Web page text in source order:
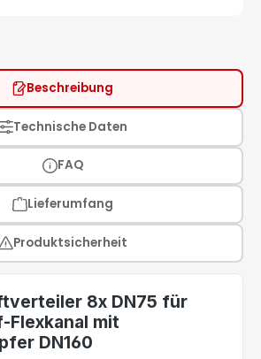
Beschreibung
Technische Daten
FAQ
Lieferumfang
Produktsicherheit
8x DN75 für
mit
DN160